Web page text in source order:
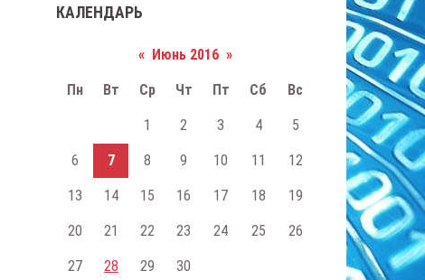
КАЛЕНДАРЬ
« Июнь 2016 »
Пн Вт Ср Чт Пт Сб Вс
1 2 3 4 5
6 7 8 9 10 11 12
13 14 15 16 17 18 19
20 21 22 23 24 25 26
27 28 29 30